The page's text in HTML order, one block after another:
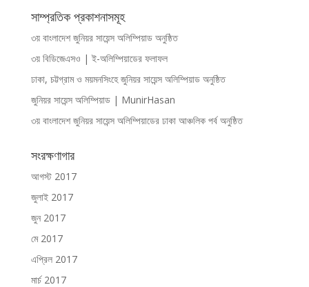
সাম্প্রতিক প্রকাশনাসমূহ
৩য় বাংলাদেশ জুনিয়র সায়েন্স অলিম্পিয়াড অনুষ্ঠিত
৩য় বিডিজেএসও | ই-অলিম্পিয়াডের ফলাফল
ঢাকা, চট্টগ্রাম ও ময়মনসিংহে জুনিয়র সায়েন্স অলিম্পিয়াড অনুষ্ঠিত
জুনিয়র সায়েন্স অলিম্পিয়াড | MunirHasan
৩য় বাংলাদেশ জুনিয়র সায়েন্স অলিম্পিয়াডের ঢাকা আঞ্চলিক পর্ব অনুষ্ঠিত
সংরক্ষণাগার
আগস্ট 2017
জুলাই 2017
জুন 2017
মে 2017
এপ্রিল 2017
মার্চ 2017